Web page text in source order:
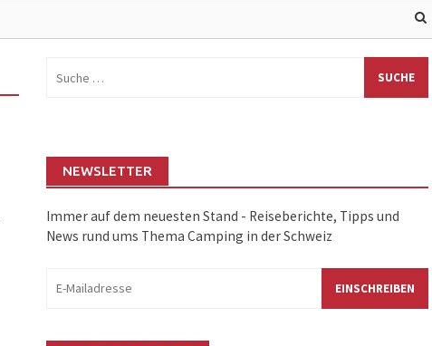
nach:
NEWSLETTER
Immer auf dem neuesten Stand - Reiseberichte, Tipps und
News rund ums Thema Camping in der Schweiz